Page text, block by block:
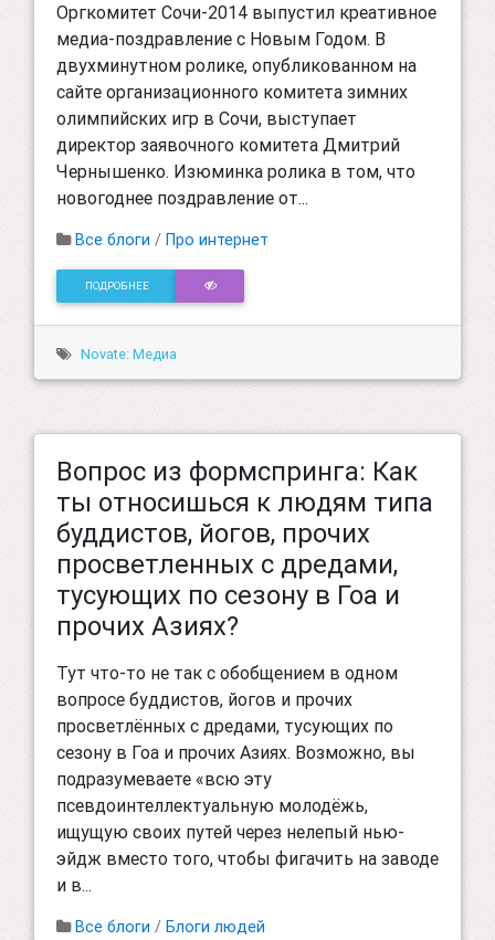
Оргкомитет Сочи-2014 выпустил креативное
медиа-поздравление с Новым Годом. В
двухминутном ролике, опубликованном на
сайте организационного комитета зимних
олимпийских игр в Сочи, выступает
директор заявочного комитета Дмитрий
Чернышенко. Изюминка ролика в том, что
новогоднее поздравление от...
Все блоги / Про интернет
ПОДРОБНЕЕ
Novate: Медиа
Вопрос из формспринга: Как
ты относишься к людям типа
буддистов, йогов, прочих
просветленных с дредами,
тусующих по сезону в Гоа и
прочих Азиях?
Тут что-то не так с обобщением в одном
вопросе буддистов, йогов и прочих
просветлённых с дредами, тусующих по
сезону в Гоа и прочих Азиях. Возможно, вы
подразумеваете «всю эту
псевдоинтеллектуальную молодёжь,
ищущую своих путей через нелепый нью-
эйдж вместо того, чтобы фигачить на заводе
и в...
Все блоги / Блоги людей